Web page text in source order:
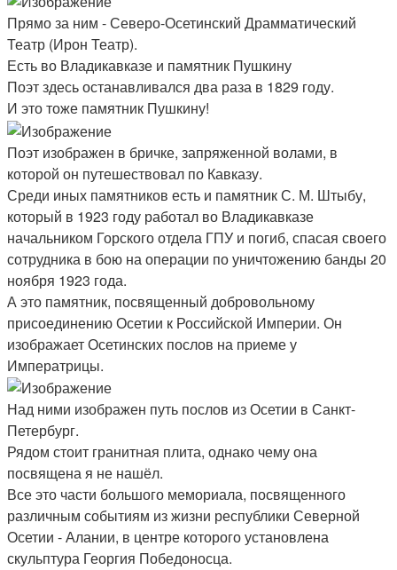
Прямо за ним - Северо-Осетинский Драмматический
Театр (Ирон Театр).
Есть во Владикавказе и памятник Пушкину
Поэт здесь останавливался два раза в 1829 году.
И это тоже памятник Пушкину!
Поэт изображен в бричке, запряженной волами, в
которой он путешествовал по Кавказу.
Среди иных памятников есть и памятник С. М. Штыбу,
который в 1923 году работал во Владикавказе
начальником Горского отдела ГПУ и погиб, спасая своего
сотрудника в бою на операции по уничтожению банды 20
ноября 1923 года.
А это памятник, посвященный добровольному
присоединению Осетии к Российской Империи. Он
изображает Осетинских послов на приеме у
Императрицы.
Над ними изображен путь послов из Осетии в Санкт-
Петербург.
Рядом стоит гранитная плита, однако чему она
посвящена я не нашёл.
Все это части большого мемориала, посвященного
различным событиям из жизни республики Северной
Осетии - Алании, в центре которого установлена
скульптура Георгия Победоносца.